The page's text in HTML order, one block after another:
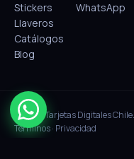
Stickers
Llaveros
Catálogos
Blog
WhatsApp
© 2026 Tarjetas Digitales
Términos· Privacidad